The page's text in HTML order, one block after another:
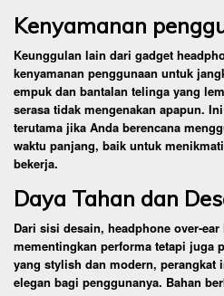
Kenyamanan
Keunggulan lain dari gadget
kenyamanan penggunaan untuk
empuk dan bantalan telinga yang
serasa tidak mengenakan apapun.
terutama jika Anda berencana
waktu panjang, baik untuk
bekerja.
Daya Tahan dan
Dari sisi desain, headphone over-
mementingkan performa tetapi juga
yang stylish dan modern, perangkat
elegan bagi penggunanya. Bahan